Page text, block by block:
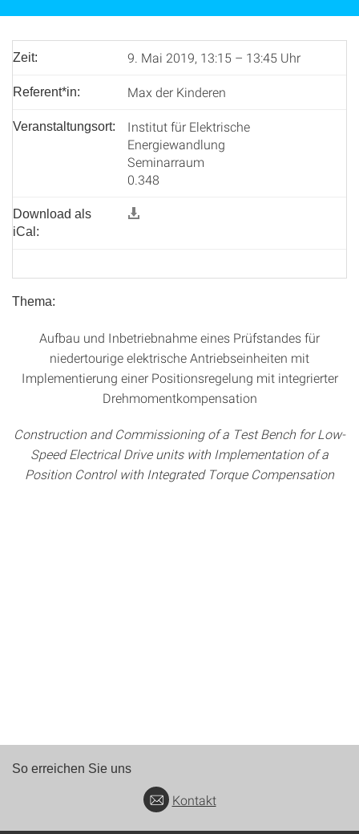
Zeit: 9. Mai 2019, 13:15 – 13:45 Uhr
Referent*in: Max der Kinderen
Veranstaltungsort:
Institut für Elektrische
Energiewandlung
Seminarraum
0.348
Download als
iCal:
Thema:
Aufbau und Inbetriebnahme eines Prüfstandes für
niedertourige elektrische Antriebseinheiten mit
Implementierung einer Positionsregelung mit integrierter
Drehmomentkompensation
Construction and Commissioning of a Test Bench for Low-
Speed Electrical Drive units with Implementation of a
Position Control with Integrated Torque Compensation
So erreichen Sie uns
Kontakt